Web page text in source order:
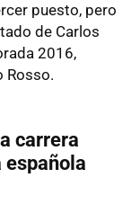
puesto, pero
de Carlos
2016,
Rosso.
carrera
española